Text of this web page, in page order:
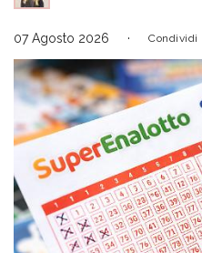
07 Agosto 2026 Condividi